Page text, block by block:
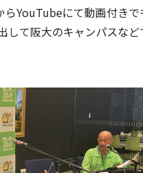
YouTubeにて動画付きで
して阪大のキャンパスなど